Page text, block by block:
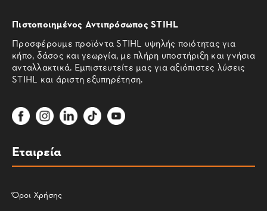
Πιστοποιημένος Αντιπρόσωπος STIHL
Προσφέρουμε προϊόντα STIHL υψηλής ποιότητας για
κήπο, δάσος και γεωργία, με πλήρη υποστήριξη και γνήσια
ανταλλακτικά. Εμπιστευτείτε μας για αξιόπιστες λύσεις
STIHL και άριστη εξυπηρέτηση.
Εταιρεία
Όροι Χρήσης